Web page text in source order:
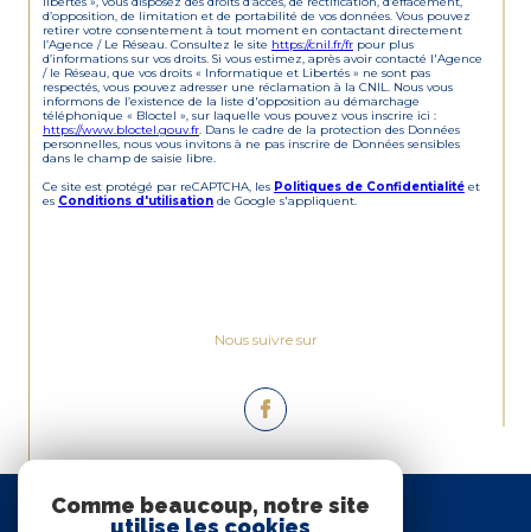
d’opposition, de limitation et de portabilité de vos données. Vous pouvez
retirer votre consentement à tout moment en contactant directement
l’Agence / Le Réseau. Consultez le site https://cnil.fr/fr pour plus
d’informations sur vos droits. Si vous estimez, après avoir contacté l'Agence
/ le Réseau, que vos droits « Informatique et Libertés » ne sont pas
respectés, vous pouvez adresser une réclamation à la CNIL. Nous vous
informons de l’existence de la liste d'opposition au démarchage
téléphonique « Bloctel », sur laquelle vous pouvez vous inscrire ici :
https://www.bloctel.gouv.fr . Dans le cadre de la protection des Données
personnelles, nous vous invitons à ne pas inscrire de Données sensibles
dans le champ de saisie libre.
Ce site est protégé par reCAPTCHA, les Politiques de Confidentialité et
es Conditions d'utilisation de Google s'appliquent.
Nous suivre sur
Espace
PROPRIÉTAIRE
Comme beaucoup, notre site
utilise les cookies